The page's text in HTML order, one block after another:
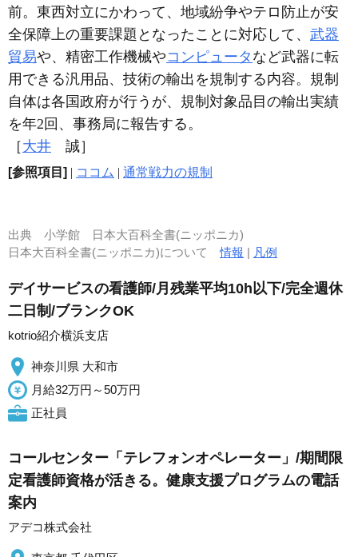
前。東西対立にかわって、地域紛争やテロ防止が安
全保障上の重要課題となったことに対応して、 武器
貿易や、精密工作機械やコンピュータ など武器に転
用できる汎用品、技術の輸出を規制する内容。規制
自体は各国政府が行うが、規制対象品目の輸出実績
を年2回、事務局に報告する。
［大井 誠］
[参照項目] | ココム | 通常戦力の規制
出典 小学館 日本大百科全書(ニッポニカ)
日本大百科全書(ニッポニカ)について情報 | 凡例
デイサービスの看護師/月残業平均10h以下/完全週休
二日制/ブランクOK
kotrio紹介横浜支店
神奈川県 大和市
月給32万円～50万円
正社員
コールセンター「テレフォンオペレーター」/期間限
定看護師資格が活きる。健康支援プログラムの電話
案内
アデコ株式会社